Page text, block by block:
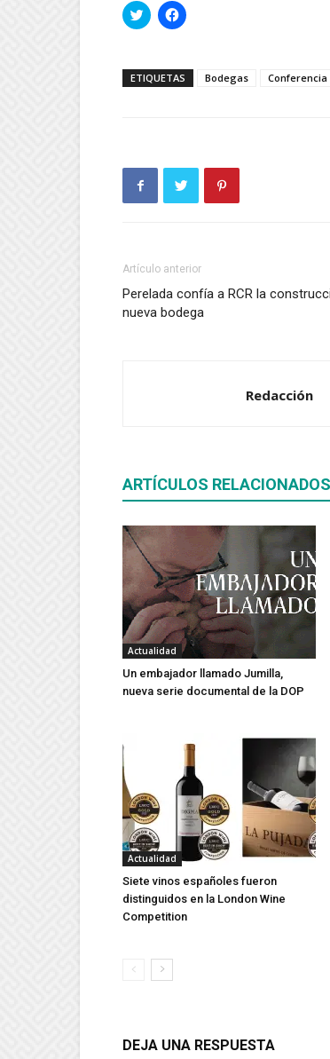
Haz
clic
Twitter
(Se
Haz
clic
Facebook
(Se
ETIQUETAS Bodegas Conferencia
Artículo anterior
Perelada confía a RCR la
nueva bodega
Redacción
ARTÍCULOS RELACIONADOS
Actualidad
Un embajador llamado Jumilla,
nueva serie documental de la DOP
Actualidad
Siete vinos españoles fueron
distinguidos en la London Wine
Competition
DEJA UNA RESPUESTA